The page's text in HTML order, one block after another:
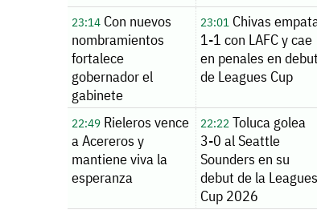
23:14 Con nuevos
nombramientos
fortalece
gobernador el
gabinete
23:01Chivas
1-1 con LAFC y cae
en penales en debut
de Leagues Cup
22:49 Rieleros vence
a Acereros y
mantiene viva la
esperanza
22:22Toluca golea
3-0 al Seattle
Sounders en su
debut de la Leagues
Cup 2026